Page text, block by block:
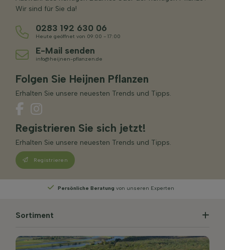
Wir sind für Sie da!
0283 192 630 06
Heute geöffnet von 09:00 - 17:00
E-Mail senden
info@heijnen-pflanzen.de
Folgen Sie Heijnen Pflanzen
Erhalten Sie unsere neuesten Trends und Tipps.
Registrieren Sie sich jetzt!
Erhalten Sie unsere neuesten Trends und Tipps.
Registrieren
WählenSie Ihre Lieferwoche
Sortiment